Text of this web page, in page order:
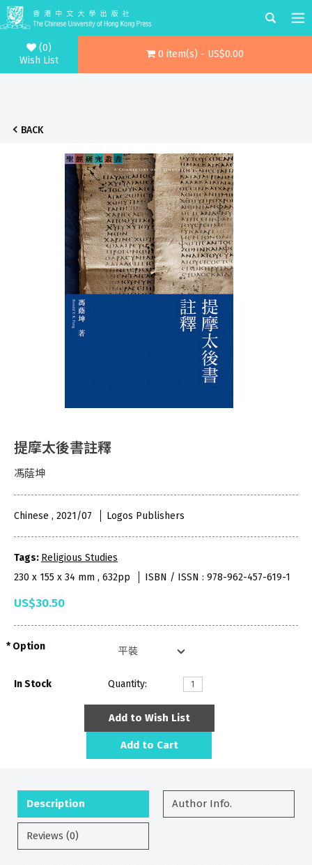
(0)
Wish List
0 item(s) - US$0.00
BACK
提摩太後書註釋
馮蔭坤
Chinese , 2021/07 Logos Publishers
Tags: Religious Studies
230 x 155 x 34 mm , 632pp
ISBN / ISSN : 978-962-457-619-1
US$30.50
Option
In Stock Quantity:
Add to Wish List
Add to Cart
Description Author Info.
Reviews (0)